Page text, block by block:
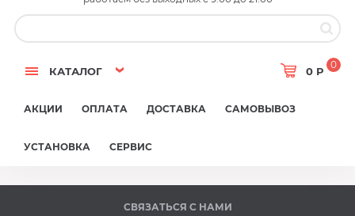
КАТАЛОГ 0 Р
0
АКЦИИ ОПЛАТА ДОСТАВКА САМОВЫВОЗ
УСТАНОВКА СЕРВИС
СВЯЗАТЬСЯ С НАМИ